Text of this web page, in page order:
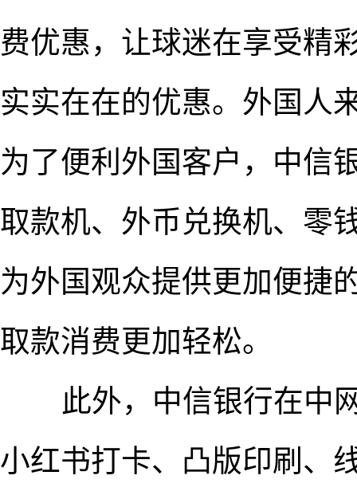
费优惠，让球迷在享受精
实实在在的优惠。外国人
为了便利外国客户，中信
取款机、外币兑换机、零
为外国观众提供更加便捷
取款消费更加轻松。
此外，中信银行在中网
小红书打卡、凸版印刷、